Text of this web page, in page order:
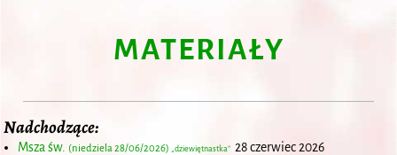
MATERIAŁY
Nadchodzące:
Msza św. (niedziela 28/06/2026) „dziewiętnastka” 28 czerwiec 2026